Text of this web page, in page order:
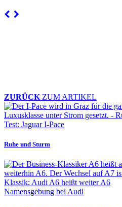
ZURÜCK ZUM ARTIKEL
Test: Jaguar I-Pace
Ruhe und Sturm
Namensgebung bei Audi